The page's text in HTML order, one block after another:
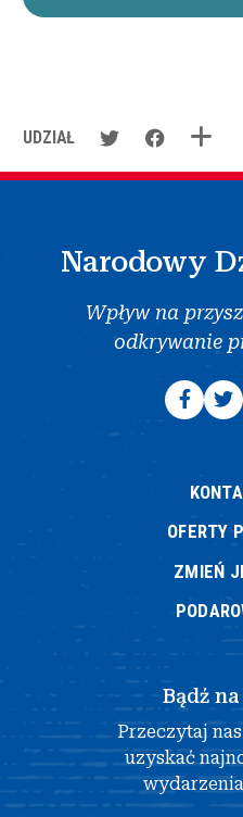
UDZIAŁ
Narodowy
Wpływ na
odkrywanie
OFERTY
ZMIEŃ
Bądź
Przeczytaj
uzyskać